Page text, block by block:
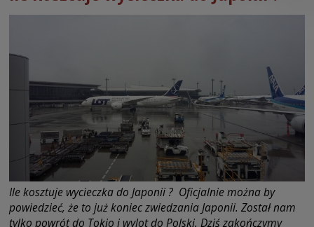
Ile kosztuje wycieczka do Japonii ? Oficjalnie można by
powiedzieć, że to już koniec zwiedzania Japonii. Został nam
tylko powrót do Tokio i wylot do Polski. Dziś zakończymy